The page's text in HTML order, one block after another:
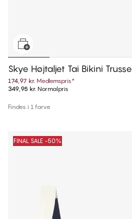
Skye Højtaljet Tai Bikini Trusse
174,97 kr. Medlemspris*
349,95 kr. Normalpris
Findes i 1 farve
FINAL SALE -50%